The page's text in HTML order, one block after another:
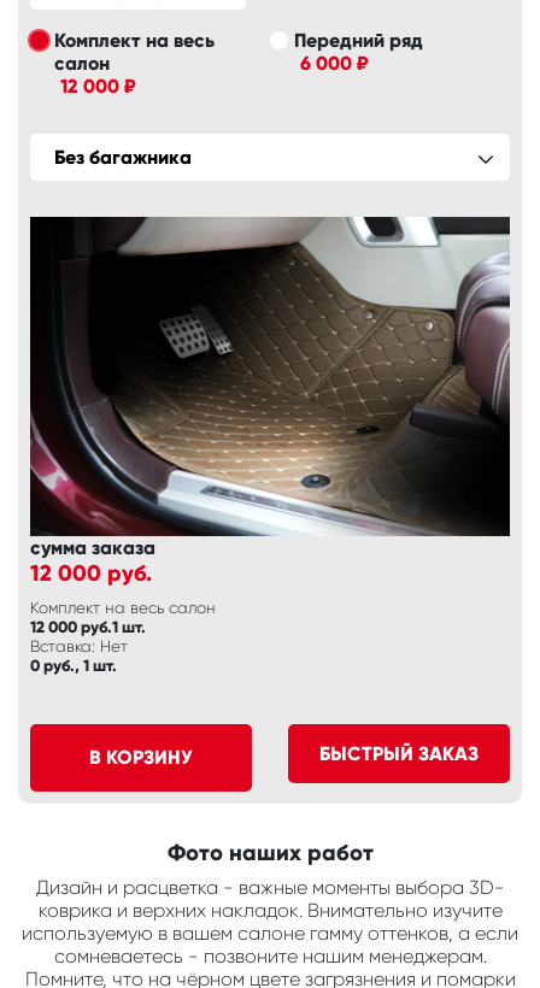
Комплект на весь
салон
12 000 ₽
Передний ряд
6 000 ₽
Без багажника
сумма заказа
12 000 руб.
Комплект на весь салон
12 000 руб.1 шт.
Вставка: Нет
0 руб., 1 шт.
В КОРЗИНУ БЫСТРЫЙ ЗАКАЗ
Фото наших работ
Дизайн и расцветка - важные моменты выбора 3D-
коврика и верхних накладок. Внимательно изучите
используемую в вашем салоне гамму оттенков, а если
сомневаетесь - позвоните нашим менеджерам.
Помните, что на чёрном цвете загрязнения и помарки